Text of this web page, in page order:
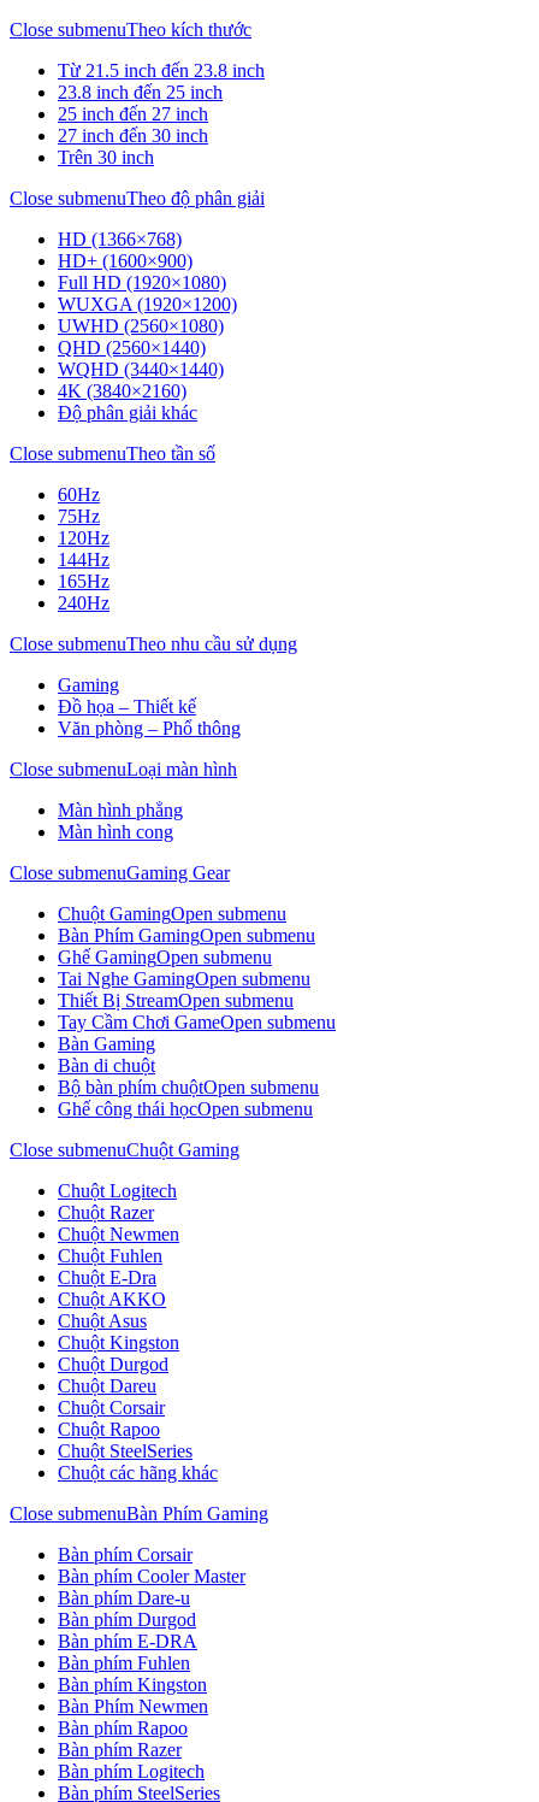
Close submenuTheo kích thước
Từ 21.5 inch đến 23.8 inch
23.8 inch đến 25 inch
25 inch đến 27 inch
27 inch đến 30 inch
Trên 30 inch
Close submenuTheo độ phân giải
HD (1366×768)
HD+ (1600×900)
Full HD (1920×1080)
WUXGA (1920×1200)
UWHD (2560×1080)
QHD (2560×1440)
WQHD (3440×1440)
4K (3840×2160)
Độ phân giải khác
Close submenuTheo tần số
60Hz
75Hz
120Hz
144Hz
165Hz
240Hz
Close submenuTheo nhu cầu sử dụng
Gaming
Đồ họa – Thiết kế
Văn phòng – Phổ thông
Close submenuLoại màn hình
Màn hình phẳng
Màn hình cong
Close submenuGaming Gear
Chuột GamingOpen submenu
Bàn Phím GamingOpen submenu
Ghế GamingOpen submenu
Tai Nghe GamingOpen submenu
Thiết Bị StreamOpen submenu
Tay Cầm Chơi GameOpen submenu
Bàn Gaming
Bàn di chuột
Bộ bàn phím chuộtOpen submenu
Ghế công thái họcOpen submenu
Close submenuChuột Gaming
Chuột Logitech
Chuột Razer
Chuột Newmen
Chuột Fuhlen
Chuột E-Dra
Chuột AKKO
Chuột Asus
Chuột Kingston
Chuột Durgod
Chuột Dareu
Chuột Corsair
Chuột Rapoo
Chuột SteelSeries
Chuột các hãng khác
Close submenuBàn Phím Gaming
Bàn phím Corsair
Bàn phím Cooler Master
Bàn phím Dare-u
Bàn phím Durgod
Bàn phím E-DRA
Bàn phím Fuhlen
Bàn phím Kingston
Bàn Phím Newmen
Bàn phím Rapoo
Bàn phím Razer
Bàn phím Logitech
Bàn phím SteelSeries